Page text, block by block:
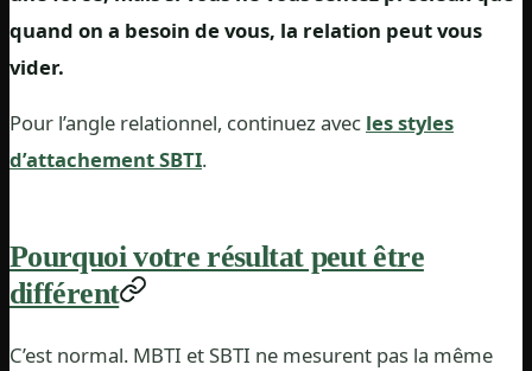
quand on a besoin de vous, la relation peut vous
vider.
Pour l’angle relationnel, continuez avec les styles
d’attachement SBTI.
Pourquoi votre résultat peut être
différent
C’est normal. MBTI et SBTI ne mesurent pas la même